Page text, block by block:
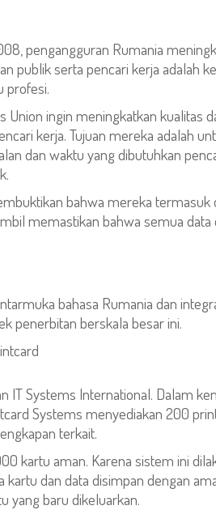
pengangguran Rumania
publik serta pencari kerja adalah
profesi.
ingin meningkatkan kualitas
kerja. Tujuan mereka adalah
dan waktu yang dibutuhkan
bahwa mereka
memastikan bahwa semua
bahasa Rumania dan
penerbitan berskala besar ini.
IT Systems International. Dalam
Systems menyediakan 200
terkait.
kartu aman. Karena sistem ini
kartu dan data disimpan dengan
yang baru dikeluarkan.